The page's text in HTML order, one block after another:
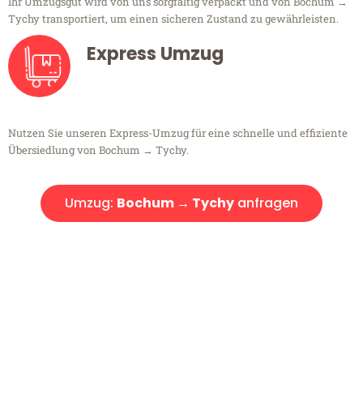
Tychy transportiert, um einen sicheren Zustand zu gewährleisten.
Express Umzug
Nutzen Sie unseren Express-Umzug für eine schnelle und effiziente
Übersiedlung von Bochum → Tychy.
Umzug: Bochum → Tychy anfragen